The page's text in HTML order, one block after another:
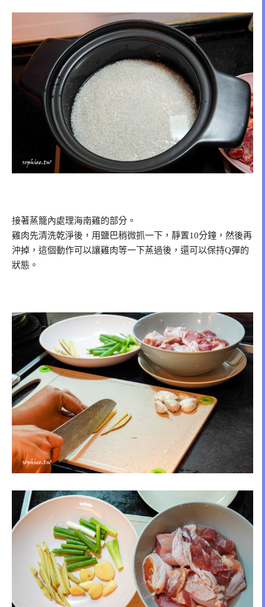
接著蒸籠內處理海南雞的部分。
雞肉先清洗乾淨後，用鹽巴稍微抓一下，靜置10分鐘，然後再
沖掉，這個動作可以讓雞肉等一下蒸過後，還可以保持Q彈的
狀態。